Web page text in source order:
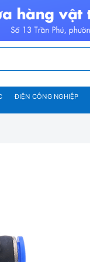
ĐIỆN CÔNG NGHIỆP